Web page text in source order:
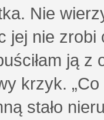
Nie
jej nie zrobi
ją z
krzyk.
stało